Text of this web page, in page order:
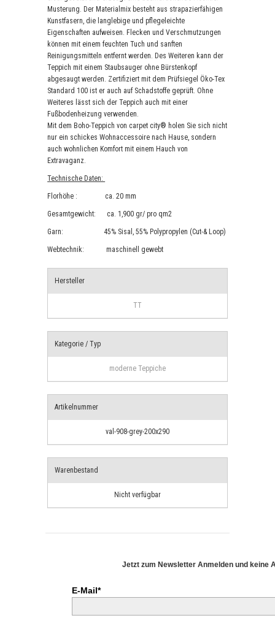
Musterung. Der Materialmix besteht aus strapazierfähigen
Kunstfasern, die langlebige und pflegeleichte
Eigenschaften aufweisen. Flecken und Verschmutzungen
können mit einem feuchten Tuch und sanften
Reinigungsmitteln entfernt werden. Des Weiteren kann der
Teppich mit einem Staubsauger ohne Bürstenkopf
abgesaugt werden. Zertifiziert mit dem Prüfsiegel Öko-Tex
Standard 100 ist er auch auf Schadstoffe geprüft. Ohne
Weiteres lässt sich der Teppich auch mit einer
Fußbodenheizung verwenden.
Mit dem Boho-Teppich von carpet city® holen Sie sich nicht
nur ein schickes Wohnaccessoire nach Hause, sondern
auch wohnlichen Komfort mit einem Hauch von
Extravaganz.
Technische Daten:
Florhöhe : ca. 20 mm
Gesamtgewicht: ca. 1,900 gr/ pro qm2
Garn: 45% Sisal, 55% Polypropylen (Cut-& Loop)
Webtechnik: maschinell gewebt
Hersteller
TT
Kategorie / Typ
moderne Teppiche
Artikelnummer
val-908-grey-200x290
Warenbestand
Nicht verfügbar
Jetzt zum Newsletter Anmelden und keine
E-Mail*